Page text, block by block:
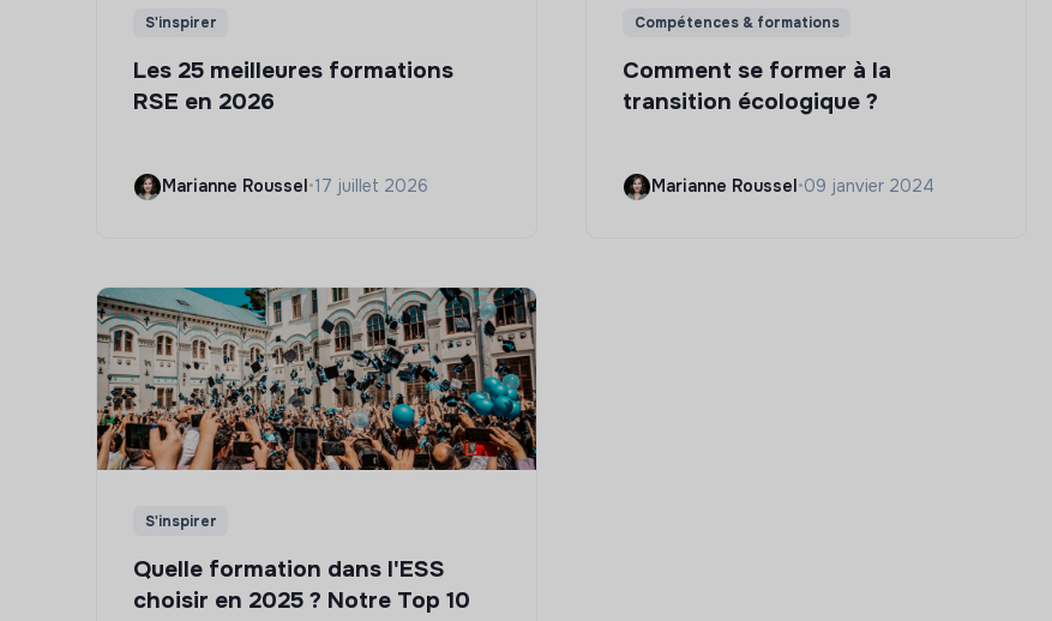
S'inspirer
Les 25 meilleures formations
RSE en 2026
Marianne Roussel •17 juillet 2026
Compétences & formations
Comment se former à la
transition écologique ?
Marianne Roussel •09 janvier 2024
S'inspirer
Quelle formation dans l'ESS
choisir en 2025 ? Notre Top 10